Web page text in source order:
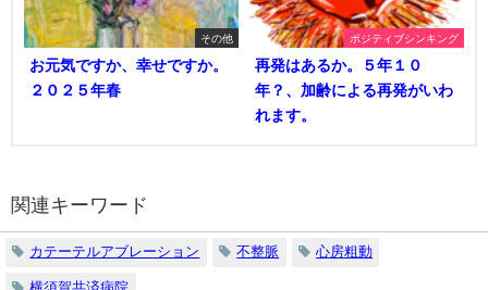
その他
お元気ですか、幸せですか。
２０２５年春
ポジティブシンキング
再発はあるか。５年１０
年？、加齢による再発がいわ
れます。
関連キーワード
カテーテルアブレーション 不整脈 心房粗動